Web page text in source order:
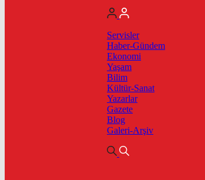
Servisler
Haber-Gündem
Ekonomi
Yaşam
Bilim
Kültür-Sanat
Yazarlar
Gazete
Blog
Galeri-Arşiv